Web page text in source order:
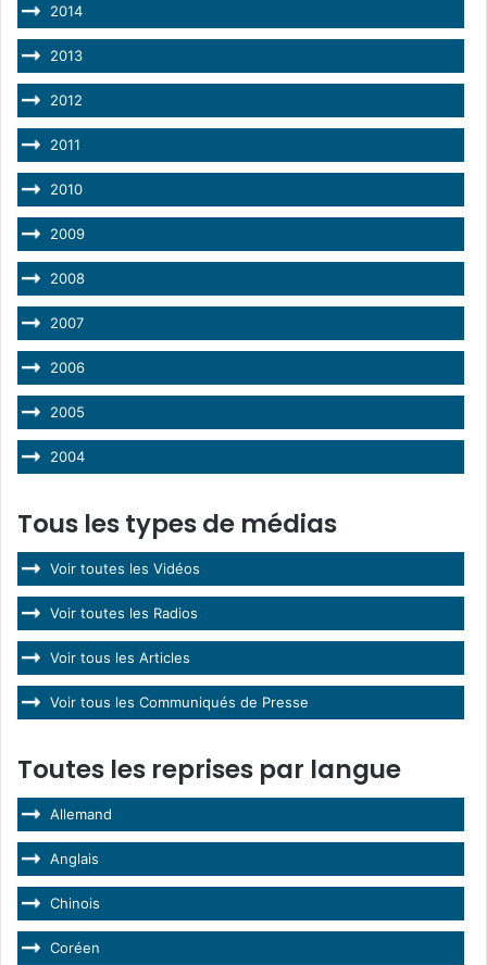
2014
2013
2012
2011
2010
2009
2008
2007
2006
2005
2004
Tous les types de médias
Voir toutes les Vidéos
Voir toutes les Radios
Voir tous les Articles
Voir tous les Communiqués de Presse
Toutes les reprises par langue
Allemand
Anglais
Chinois
Coréen